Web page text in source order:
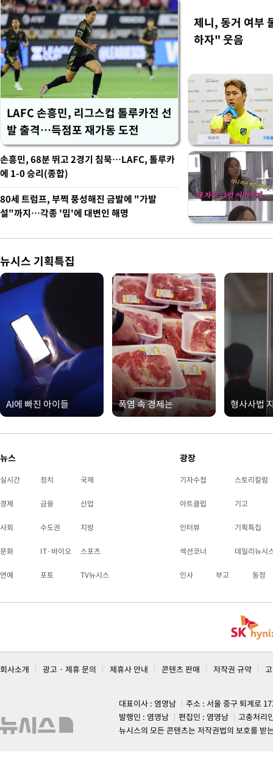
LAFC 손흥민, 리그스컵 톨루카전 선
발 출격…득점포 재가동 도전
제니, 동거 여부
하자" 웃음
손흥민, 68분 뛰고 2경기 침묵…LAFC, 톨루카
에 1-0 승리(종합)
80세 트럼프, 부쩍 풍성해진 금발에 "가발
설"까지…각종 '밈'에 대변인 해명
뉴시스 기획특집
AI에 빠진 아이들 폭염 속 경제는 형사사법
뉴스
실시간 정치 국제
경제 금융 산업
사회 수도권 지방
문화 IT·바이오 스포츠
연예 포토 TV뉴시스
광장
기자수첩 스토리칼럼
아트클럽 기고
인터뷰 기획특집
섹션코너 데일리뉴시
인사 부고 동정
회사소개 광고 · 제휴 문의 제휴사 안내 콘텐츠 판매 저작권 규약
대표이사 : 염영남
주소 : 서울 중구 퇴계로
발행인 : 염영남
편집인 : 염영남
고충처리
뉴시스의 모든 콘텐츠는 저작권법의 보호를